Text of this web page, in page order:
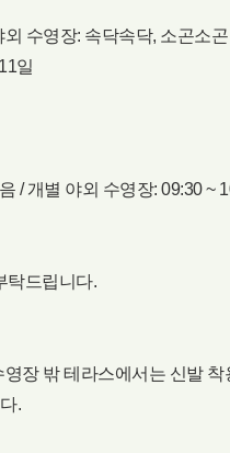
수영장: 속닥속닥, 소곤소곤
일
/ 개별 야외 수영장: 09:30 ~
탁드립니다.
장 밖 테라스에서는 신발 착
.